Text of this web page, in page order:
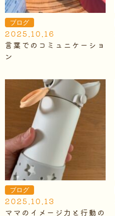
ブログ
2025.10.16
言葉でのコミュニケーショ
ン
ブログ
2025.10.13
ママのイメージ力と行動の